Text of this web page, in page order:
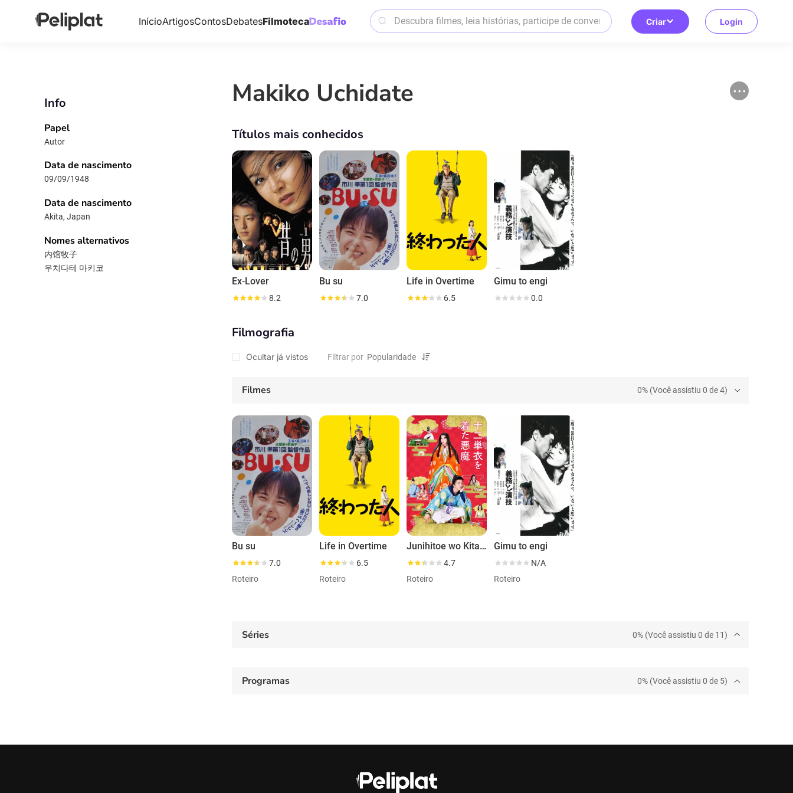
InícioArtigosContosDebatesFilmoteca Criar Login
Info
Papel
Autor
Data de nascimento
09/09/1948
Data de nascimento
Akita, Japan
Nomes alternativos
内馆牧子
우치다테 마키코
Makiko Uchidate
Títulos mais conhecidos
Ex-Lover
8.2
Bu su
7.0
Life in Overtime
6.5
Gimu to engi
0.0
Filmografia
Ocultar já vistos Filtrar por
Filmes 0% (Você assistiu 0 de 4)
Bu su
7.0
Roteiro
Life in Overtime
6.5
Roteiro
Junihitoe wo Kita Akuma
4.7
Roteiro
Gimu to engi
N/A
Roteiro
Séries 0% (Você assistiu 0 de 11)
Programas 0% (Você assistiu 0 de 5)